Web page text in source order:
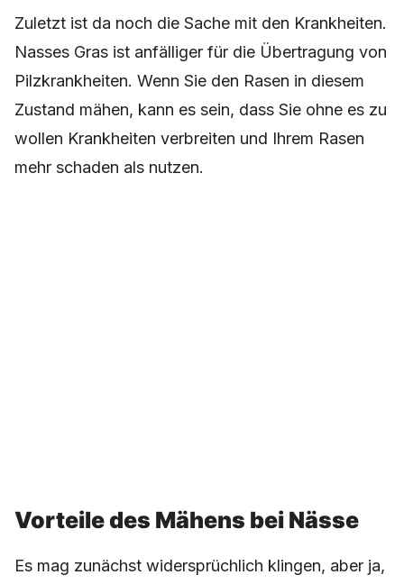
Zuletzt ist da noch die Sache mit den Krankheiten.
Nasses Gras ist anfälliger für die Übertragung von
Pilzkrankheiten. Wenn Sie den Rasen in diesem
Zustand mähen, kann es sein, dass Sie ohne es zu
wollen Krankheiten verbreiten und Ihrem Rasen
mehr schaden als nutzen.
Vorteile des Mähens bei Nässe
Es mag zunächst widersprüchlich klingen, aber ja,